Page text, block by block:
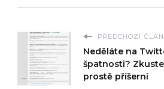
PŘEDCHOZÍ
Neděláte na
špatnosti?
prostě příšerní